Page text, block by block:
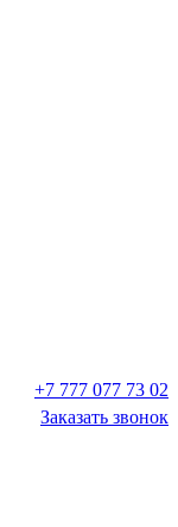
+7 777 077 73 02
Заказать звонок